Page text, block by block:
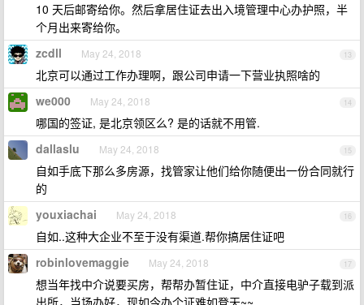
10 天后邮寄给你。然后拿居住证去出入境管理中心办护照，半
个月出来寄给你。
13
zcdll May 24, 2018
北京可以通过工作办理啊，跟公司申请一下营业执照啥的
14
we000 May 24, 2018
哪国的签证, 是北京领区么? 是的话就不用管.
15
dallaslu May 24, 2018
自如手底下那么多房源，找管家让他们给你随便出一份合同就行
的
16
youxiachai May 24, 2018
自如..这种大企业不至于没有渠道.帮你搞居住证吧
17
robinlovemaggie May 24, 2018
想当年找中介说要买房，帮帮办暂住证，中介直接电驴子载到派
出所，当场办好，现如今办个证难如登天~~